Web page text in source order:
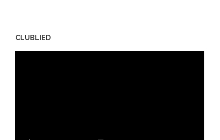
CLUBLIED